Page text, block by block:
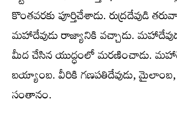
కొంతవరకు పూర్తిచేశాడు. రుద్రదేవుడి
మహాదేవుడు రాజ్యానికి వచ్చాడు.
మీద చేసిన యుద్ధంలో మరణించాడు.
బయ్యాంబ. వీరికి గణపతిదేవుడు,
సంతానం.